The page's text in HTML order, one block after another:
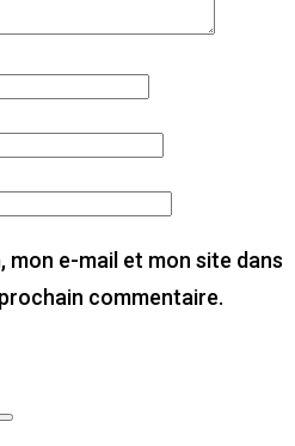
mon e-mail et mon site dans
commentaire.
Search